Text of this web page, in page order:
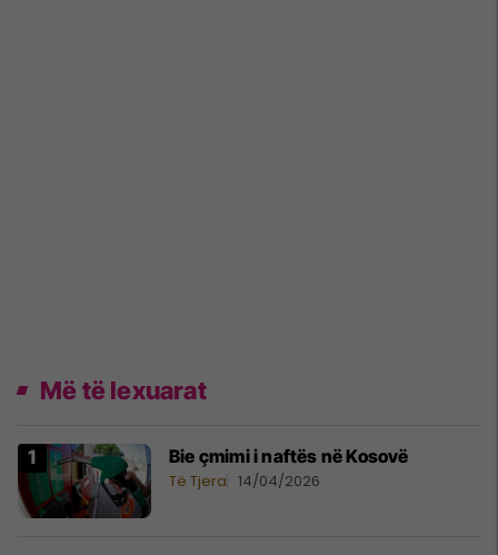
Më të lexuarat
Bie çmimi i naftës në Kosovë
Të Tjera 14/04/2026